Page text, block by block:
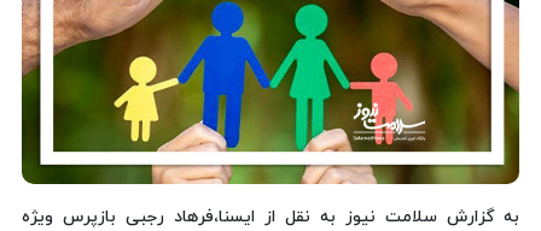
به گزارش سلامت نیوز به نقل از ایسنا،فرهاد رجبی بازپرس ویژه